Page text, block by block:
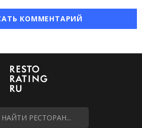
КОММЕНТАРИЙ
НАЙТИ РЕСТОРАН...